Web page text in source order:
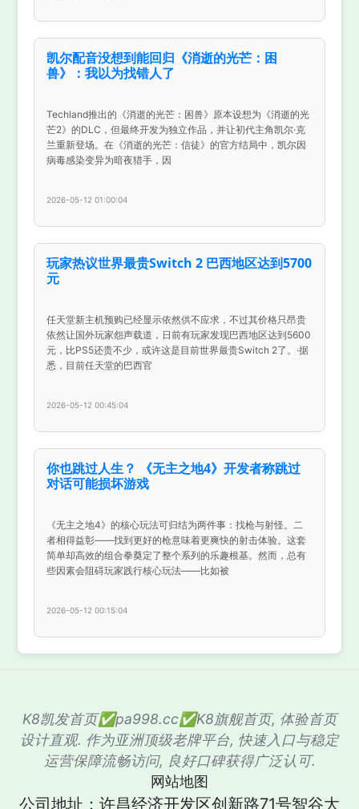
凯尔配音没想到能回归《消逝的光芒：困
兽》：我以为找错人了
Techland推出的《消逝的光芒：困兽》原本设想为《消逝的光
芒2》的DLC，但最终开发为独立作品，并让初代主角凯尔·克
兰重新登场。在《消逝的光芒：信徒》的官方结局中，凯尔因
病毒感染变异为暗夜猎手，因
2026-05-12 01:00:04
玩家热议世界最贵Switch 2 巴西地区达到5700
元
任天堂新主机预购已经显示依然供不应求，不过其价格只昂贵
依然让国外玩家怨声载道，日前有玩家发现巴西地区达到5600
元，比PS5还贵不少，或许这是目前世界最贵Switch 2了。·据
悉，目前任天堂的巴西官
2026-05-12 00:45:04
你也跳过人生？ 《无主之地4》开发者称跳过
对话可能损坏游戏
《无主之地4》的核心玩法可归结为两件事：找枪与射怪。二
者相得益彰——找到更好的枪意味着更爽快的射击体验。这套
简单却高效的组合拳奠定了整个系列的乐趣根基。然而，总有
些因素会阻碍玩家践行核心玩法——比如被
2026-05-12 00:15:04
K8凯发首页✅pa998.cc✅K8旗舰首页, 体验首页
设计直观. 作为亚洲顶级老牌平台, 快速入口与稳定
运营保障流畅访问, 良好口碑获得广泛认可.
网站地图
公司地址：许昌经济开发区创新路71号智谷大